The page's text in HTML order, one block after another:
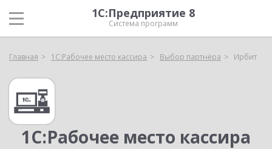
1С:Предприятие 8
Система программ
Главная 1С:Рабочее место кассира Выбор партнёра Ирбит
1С:Рабочее место кассира